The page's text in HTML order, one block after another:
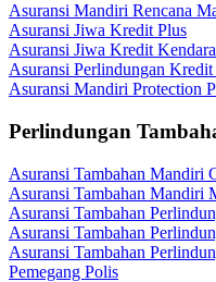
Asuransi Mandiri Rencana
Asuransi Jiwa Kredit Plus
Asuransi Jiwa Kredit
Asuransi Perlindungan Kredit
Asuransi Mandiri Protection
Perlindungan
Asuransi Tambahan Mandiri
Asuransi Tambahan Mandiri
Asuransi Tambahan
Asuransi Tambahan
Asuransi Tambahan
Pemegang Polis